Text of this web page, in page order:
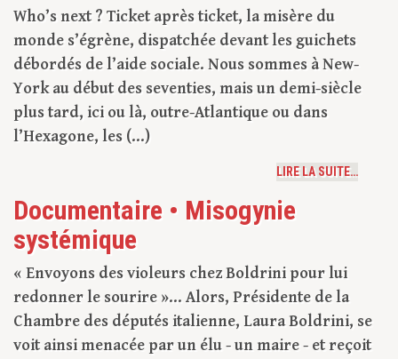
Who’s next ? Ticket après ticket, la misère du
monde s’égrène, dispatchée devant les guichets
débordés de l’aide sociale. Nous sommes à New-
York au début des seventies, mais un demi-siècle
plus tard, ici ou là, outre-Atlantique ou dans
l’Hexagone, les (...)
LIRE LA SUITE…
Documentaire • Misogynie
systémique
« Envoyons des violeurs chez Boldrini pour lui
redonner le sourire »... Alors, Présidente de la
Chambre des députés italienne, Laura Boldrini, se
voit ainsi menacée par un élu - un maire - et reçoit